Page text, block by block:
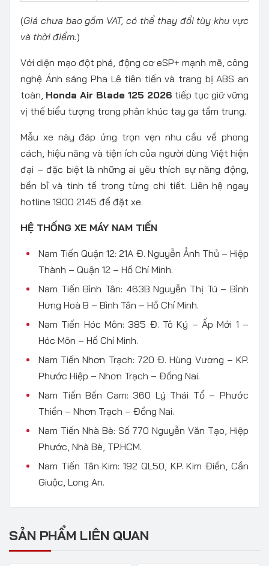
(Giá chưa bao gồm VAT, có thể thay đổi tùy khu vực
và thời điểm.)
Với diện mạo đột phá, động cơ eSP+ mạnh mẽ, công
nghệ Ánh sáng Pha Lê tiên tiến và trang bị ABS an
toàn, Honda Air Blade 125 2026 tiếp tục giữ vững
vị thế biểu tượng trong phân khúc tay ga tầm trung.
Mẫu xe này đáp ứng trọn vẹn nhu cầu về phong
cách, hiệu năng và tiện ích của người dùng Việt hiện
đại – đặc biệt là những ai yêu thích sự năng động,
bền bỉ và tinh tế trong từng chi tiết. Liên hệ ngay
hotline 1900 2145 để đặt xe.
HỆ THỐNG XE MÁY NAM TIẾN
Nam Tiến Quận 12: 21A Đ. Nguyễn Ảnh Thủ – Hiệp
Thành – Quận 12 – Hồ Chí Minh.
Nam Tiến Bình Tân: 463B Nguyễn Thị Tú – Bình
Hưng Hoà B – Bình Tân – Hồ Chí Minh.
Nam Tiến Hóc Môn: 385 Đ. Tô Ký – Ấp Mới 1 –
Hóc Môn – Hồ Chí Minh.
Nam Tiến Nhơn Trạch: 720 Đ. Hùng Vương – KP.
Phước Hiệp – Nhơn Trạch – Đồng Nai.
Nam Tiến Bến Cam: 360 Lý Thái Tổ – Phước
Thiền – Nhơn Trạch – Đồng Nai.
Nam Tiến Nhà Bè: Số 770 Nguyễn Văn Tạo, Hiệp
Phước, Nhà Bè, TP.HCM.
Nam Tiến Tân Kim: 192 QL50, KP. Kim Điền, Cần
Giuộc, Long An.
SẢN PHẨM LIÊN QUAN